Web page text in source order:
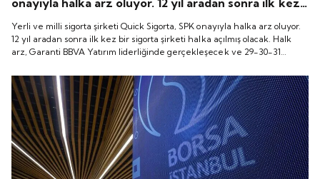
bir sigorta şirketi halka açılmış olacak. Halk arz,
Garanti BBVA Yatırım liderliğinde gerçekleşecek ve
29-30-31 Temmuz 2026 tarihlerinde talep
ile Quick Sigorta işlem görmeye başlayacak.
Yerli ve milli sigorta şirketi Quick Sigorta, SPK onayıyla halka arz oluyor.
12 yıl aradan sonra ilk kez bir sigorta şirketi halka açılmış olacak. Halk
arz, Garanti BBVA Yatırım liderliğinde gerçekleşecek ve 29-30-31
“Gong Töreni” ile Quick Sigorta işlem görmeye başlayacak.